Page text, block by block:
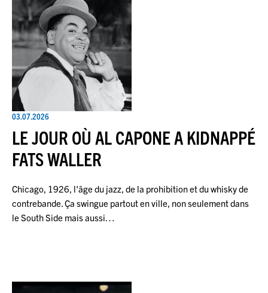
03.07.2026
LE JOUR OÙ AL CAPONE A KIDNAPPÉ
FATS WALLER
Chicago, 1926, l'âge du jazz, de la prohibition et du whisky de
contrebande. Ça swingue partout en ville, non seulement dans
le South Side mais aussi…